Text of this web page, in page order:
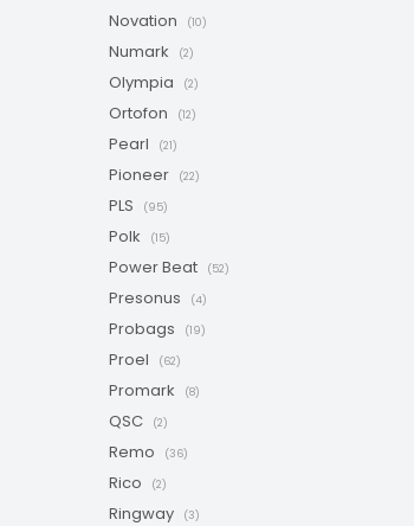
Novation (10)
Numark (2)
Olympia (2)
Ortofon (12)
Pearl (21)
Pioneer (22)
PLS (95)
Polk (15)
Power Beat (52)
Presonus (4)
Probags (19)
Proel (62)
Promark (8)
QSC (2)
Remo (36)
Rico (2)
Ringway (3)